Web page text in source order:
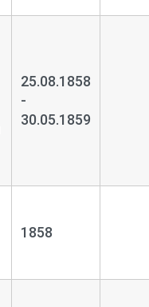
25.08.1858
-
30.05.1859
1858